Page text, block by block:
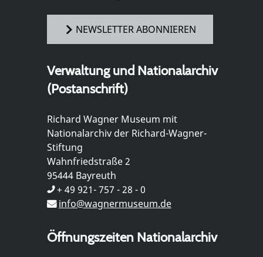
NEWSLETTER ABONNIEREN
Verwaltung und Nationalarchiv
(Postanschrift)
Richard Wagner Museum mit
Nationalarchiv der Richard-Wagner-
Stiftung
Wahnfriedstraße 2
95444 Bayreuth
+ 49 921- 757 - 28 - 0
info@wagnermuseum.de
Öffnungszeiten Nationalarchiv